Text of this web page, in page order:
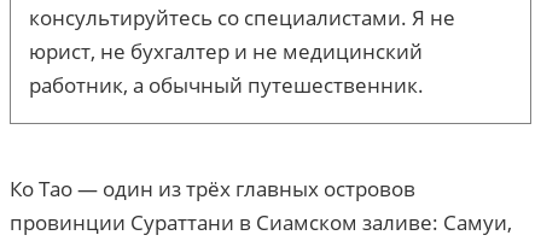
консультируйтесь со специалистами. Я не
юрист, не бухгалтер и не медицинский
работник, а обычный путешественник.
Ко Тао — один из трёх главных островов
провинции Сураттани в Сиамском заливе: Самуи,